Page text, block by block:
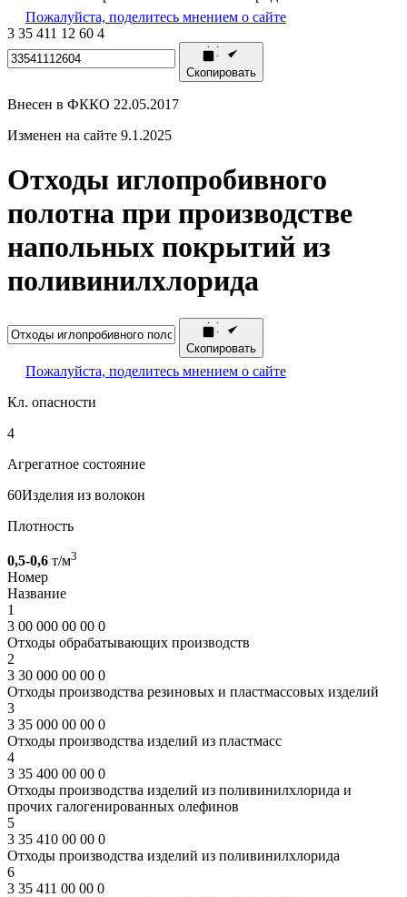
Пожалуйста, поделитесь мнением о сайте
3 35 411 12 60 4
Скопировать
Внесен в ФККО 22.05.2017
Изменен на сайте 9.1.2025
Отходы иглопробивного
полотна при производстве
напольных покрытий из
поливинилхлорида
Скопировать
Пожалуйста, поделитесь мнением о сайте
Кл. опасности
4
Агрегатное состояние
60Изделия из волокон
Плотность
0,5-0,6 т/м3
Номер
Название
1
3 00 000 00 00 0
Отходы обрабатывающих производств
2
3 30 000 00 00 0
Отходы производства резиновых и пластмассовых изделий
3
3 35 000 00 00 0
Отходы производства изделий из пластмасс
4
3 35 400 00 00 0
Отходы производства изделий из поливинилхлорида и
прочих галогенированных олефинов
5
3 35 410 00 00 0
Отходы производства изделий из поливинилхлорида
6
3 35 411 00 00 0